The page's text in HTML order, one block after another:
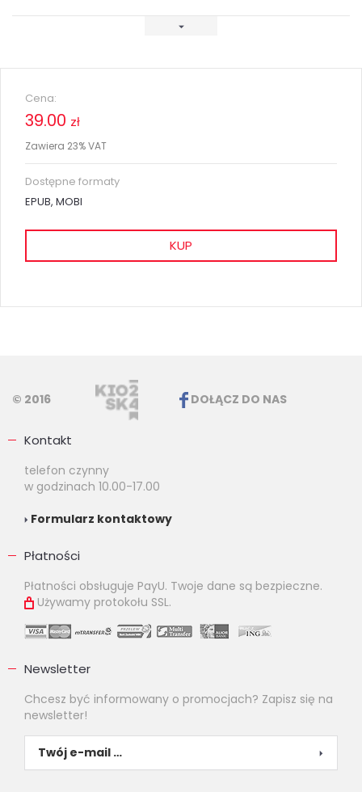
Cena:
39.00 zł
Zawiera 23% VAT
Dostępne formaty
EPUB, MOBI
KUP
© 2016 DOŁĄCZ DO NAS
Kontakt
telefon czynny
w godzinach 10.00-17.00
Formularz kontaktowy
Płatności
Płatności obsługuje PayU. Twoje dane są bezpieczne.
Używamy protokołu SSL.
Newsletter
Chcesz być informowany o promocjach? Zapisz się na
newsletter!